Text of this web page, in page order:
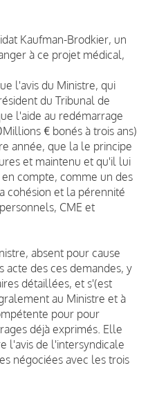
Kaufman-Brodkier, un
à ce projet médical,
l'avis du Ministre, qui
du Tribunal de
l'aide au redémarrage
€ bonés à trois ans)
année, que la le principe
et maintenu et qu'il lui
compte, comme un des
cohésion et la pérennité
CME et
absent pour cause
acte des ces demandes, y
détaillées, et s'(est
au Ministre et à
pour pour
déjà exprimés. Elle
l'avis de l'intersyndicale
négociées avec les trois